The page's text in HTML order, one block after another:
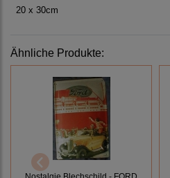
20 x 30cm
Ähnliche Produkte:
Nostalgie Blechschild - FORD